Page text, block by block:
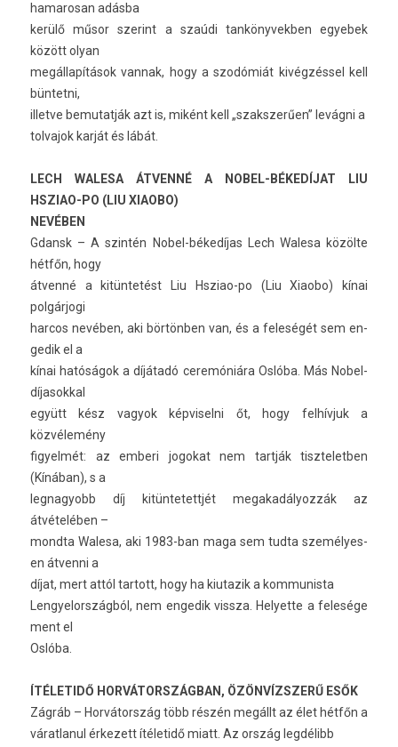
hamarosan adásba
kerülő műsor szerint a szaúdi tan­könyvekb­en egyebek
között olyan
megállapítások van­nak, hogy a szodómiát kivégzéssel kell
bün­tetni,
il­let­ve be­mutat­ják azt is, miként kell „szakszerű­en” levágni a
tol­vajok karját és lábát.
LECH WALESA ÁTVENNÉ A NOBEL-BÉKEDÍJAT LIU
HSZIAO-PO (LIU XIAOBO)
NEVÉBEN
Gdansk – A szintén Nobel-békedíjas Lech Walesa közölte
hétfőn, hogy
átvenné a kitüntetést Liu Hsziao-po (Liu Xiaobo) kínai
polgárjogi
har­cos nevében, aki börtönben van, és a feleségét sem en­
gedik el a
kínai hatóságok a díjátadó ceremóniára Oslóba. Más Nobel-
díjasokkal
együtt kész vagyok kép­visel­ni őt, hogy felhívjuk a
közvélemény
figyel­mét: az em­beri jogokat nem tartják tiszteletb­en
(Kínában), s a
leg­nagyobb díj kitün­tetettjét megakadályoz­zák az
átvételében –
mondta Walesa, aki 1983-ban maga sem tudta személyes­
en átven­ni a
díjat, mert attól tar­tott, hogy ha kiutazik a kom­munis­ta
Len­gyelország­ból, nem en­gedik vissza. Helyet­te a felesége
ment el
Oslóba.
ÍTÉLETIDŐ HORVÁTORSZÁGBAN, ÖZÖNVÍZSZERŰ ESŐK
Zágráb – Horvátország több részén megállt az élet hétfőn a
várat­lanul érkezett ítéletidő miatt. Az ország legdélibb